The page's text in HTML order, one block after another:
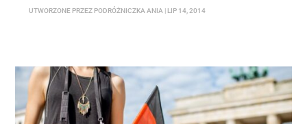
UTWORZONE PRZEZ PODRÓŻNICZKA ANIA | LIP 14, 2014